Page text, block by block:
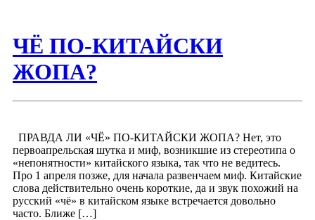
ЧЁ ПО-КИТАЙСКИ
ЖОПА?
ПРАВДА ЛИ «ЧЁ» ПО-КИТАЙСКИ ЖОПА? Нет, это
первоапрельская шутка и миф, возникшие из стереотипа о
«непонятности» китайского языка, так что не ведитесь.
Про 1 апреля позже, для начала развенчаем миф. Китайские
слова действительно очень короткие, да и звук похожий на
русский «чё» в китайском языке встречается довольно
часто. Ближе […]